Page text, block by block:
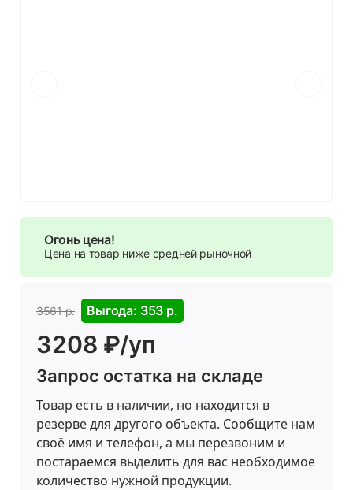
Огонь цена!
Цена на товар ниже средней рыночной
3561 р. Выгода: 353 р.
3208 ₽/уп
Запрос остатка на складе
Товар есть в наличии, но находится в
резерве для другого объекта. Сообщите нам
своё имя и телефон, а мы перезвоним и
постараемся выделить для вас необходимое
количество нужной продукции.